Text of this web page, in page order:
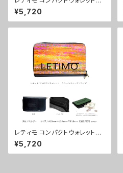
カラー/ブレインズカーキ ■配
送まで3週間
¥5,720
レティモ コンパクトウォレット
カラー/シティーサンライズ ■
配送まで3週間
¥5,720